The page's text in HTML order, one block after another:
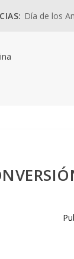
Día de los